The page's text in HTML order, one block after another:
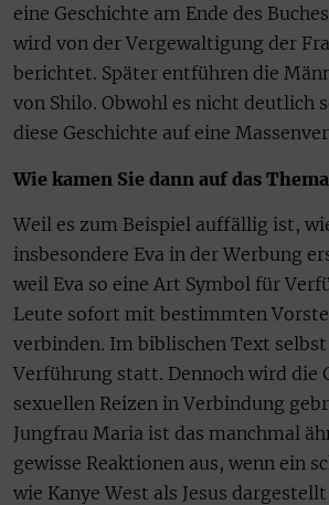
eine Geschichte am Ende des
wird von der Vergewaltigung der
berichtet. Später entführen die
von Shilo. Obwohl es nicht deutlich
diese Geschichte auf eine
Wie kamen Sie dann auf das
Weil es zum Beispiel auffällig ist,
insbesondere Eva in der Werbung
weil Eva so eine Art Symbol für
Leute sofort mit bestimmten
verbinden. Im biblischen Text
Verführung statt. Dennoch wird die
sexuellen Reizen in Verbindung
Jungfrau Maria ist das manchmal
gewisse Reaktionen aus, wenn ein
wie Kanye West als Jesus